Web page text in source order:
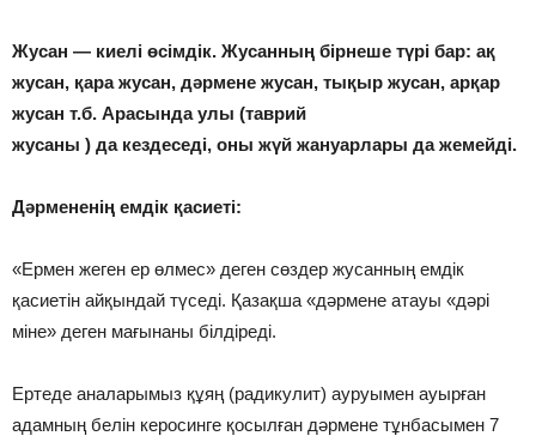
Жусан — киелі өсімдік. Жусанның бірнеше түрі бар: ақ
жусан, қара жусан, дәрмене жусан, тықыр жусан, арқар
жусан т.б. Арасында улы (таврий
жусаны ) да кездеседі, оны жүй жануарлары да жемейді.
Дәрмененің емдік қасиеті:
«Ермен жеген ер өлмес» деген сөздер жусанның емдік
қасиетін айқындай түседі. Қазақша «дәрмене атауы «дәрі
міне» деген мағынаны білдіреді.
Ертеде аналарымыз құяң (радикулит) ауруымен ауырған
адамның белін керосинге қосылған дәрмене тұнбасымен 7